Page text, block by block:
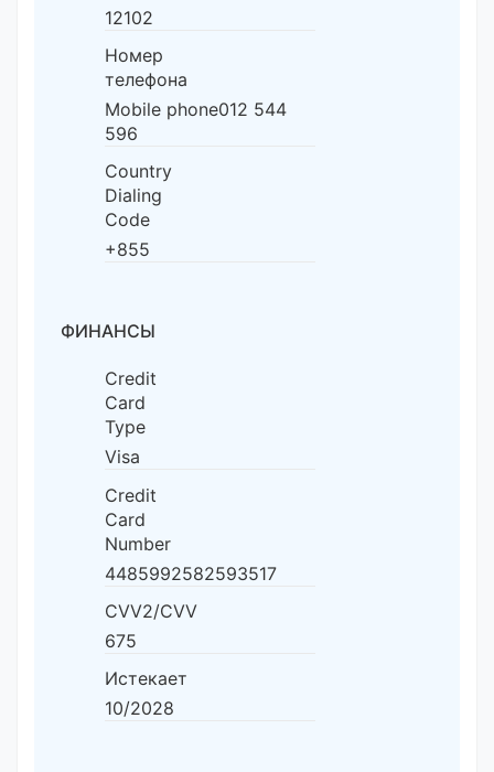
12102
Номер
телефона
Mobile phone012 544
596
Country
Dialing
Code
+855
ФИНАНСЫ
Credit
Card
Type
Visa
Credit
Card
Number
4485992582593517
CVV2/CVV
675
Истекает
10/2028